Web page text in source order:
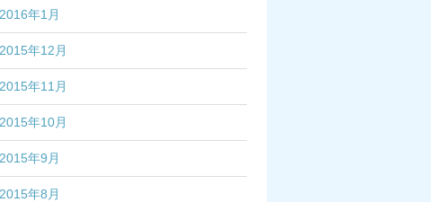
2016年1月
2015年12月
2015年11月
2015年10月
2015年9月
2015年8月